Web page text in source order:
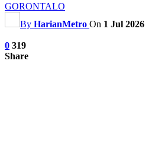
GORONTALO
By HarianMetro On 1 Jul 2026
0 319
Share